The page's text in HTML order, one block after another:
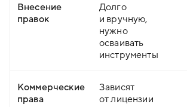
Внесение
правок
Долго
и вручную,
нужно
осваивать
инструменты
Коммерческие
права
Зависят
от лицензии